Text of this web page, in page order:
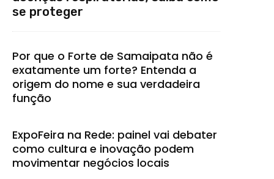
se proteger
Por que o Forte de Samaipata não é
exatamente um forte? Entenda a
origem do nome e sua verdadeira
função
ExpoFeira na Rede: painel vai debater
como cultura e inovação podem
movimentar negócios locais